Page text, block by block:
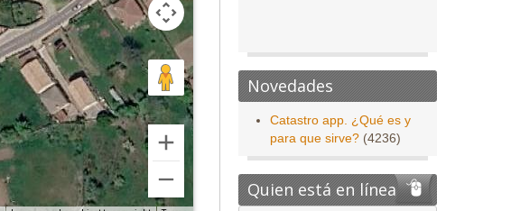
Novedades
Catastro app. ¿Qué es y
para que sirve? (4236)
Quien está en línea